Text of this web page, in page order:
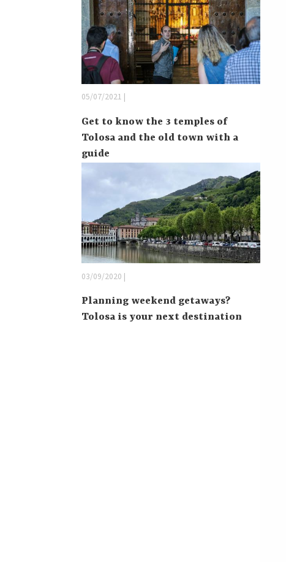
05/07/2021 |
Get to know the 3 temples of
Tolosa and the old town with a
guide
03/09/2020 |
Planning weekend getaways?
Tolosa is your next destination